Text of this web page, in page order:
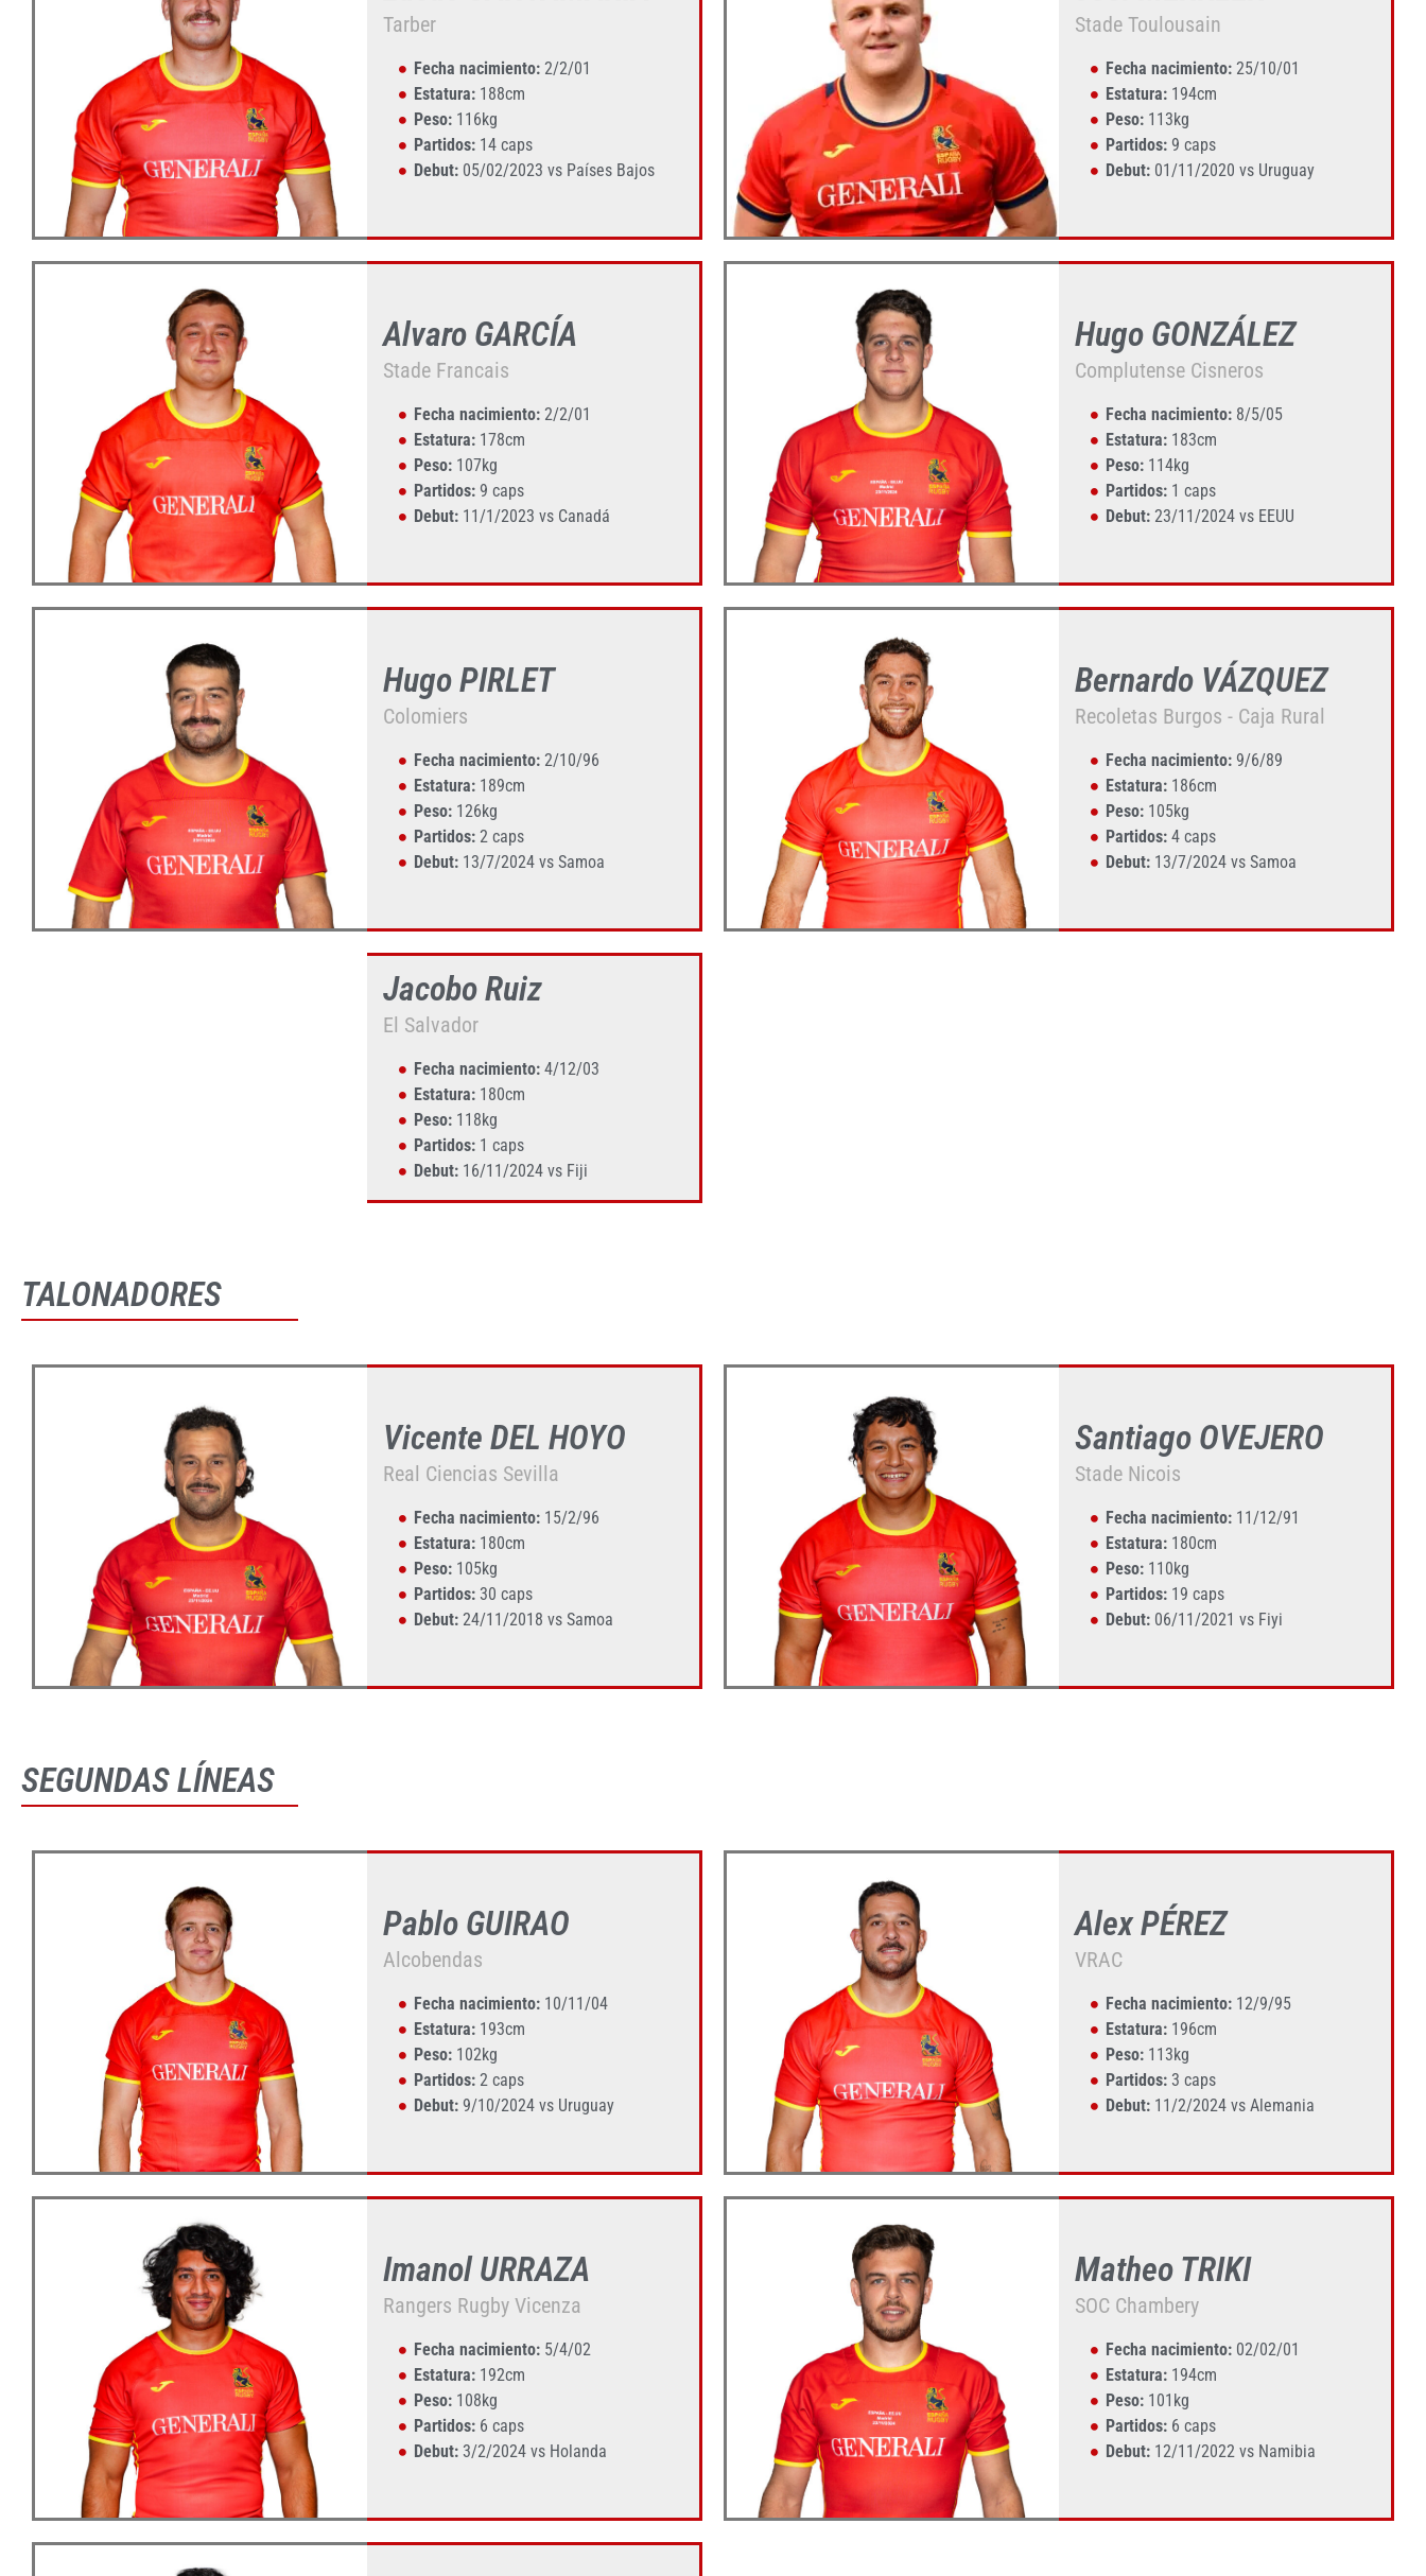
Tarber
Fecha nacimiento:2/2/01
Estatura:188cm
Peso:116kg
Partidos:14 caps
Debut:05/02/2023 vs Países Bajos
Stade Toulousain
Fecha nacimiento:25/10/01
Estatura:194cm
Peso:113kg
Partidos:9 caps
Debut:01/11/2020 vs Uruguay
Alvaro GARCÍA
Stade Francais
Fecha nacimiento:2/2/01
Estatura:178cm
Peso:107kg
Partidos:9 caps
Debut:11/1/2023 vs Canadá
Hugo GONZÁLEZ
Complutense Cisneros
Fecha nacimiento:8/5/05
Estatura:183cm
Peso:114kg
Partidos:1 caps
Debut:23/11/2024 vs EEUU
Hugo PIRLET
Colomiers
Fecha nacimiento:2/10/96
Estatura:189cm
Peso:126kg
Partidos:2 caps
Debut:13/7/2024 vs Samoa
Bernardo VÁZQUEZ
Recoletas Burgos - Caja Rural
Fecha nacimiento:9/6/89
Estatura:186cm
Peso:105kg
Partidos:4 caps
Debut:13/7/2024 vs Samoa
Jacobo Ruiz
El Salvador
Fecha nacimiento:4/12/03
Estatura:180cm
Peso:118kg
Partidos:1 caps
Debut:16/11/2024 vs Fiji
TALONADORES
Vicente DEL HOYO
Real Ciencias Sevilla
Fecha nacimiento:15/2/96
Estatura:180cm
Peso:105kg
Partidos:30 caps
Debut:24/11/2018 vs Samoa
Santiago OVEJERO
Stade Nicois
Fecha nacimiento:11/12/91
Estatura:180cm
Peso:110kg
Partidos:19 caps
Debut:06/11/2021 vs Fiyi
SEGUNDAS LÍNEAS
Pablo GUIRAO
Alcobendas
Fecha nacimiento:10/11/04
Estatura:193cm
Peso:102kg
Partidos:2 caps
Debut:9/10/2024 vs Uruguay
Alex PÉREZ
VRAC
Fecha nacimiento:12/9/95
Estatura:196cm
Peso:113kg
Partidos:3 caps
Debut:11/2/2024 vs Alemania
Imanol URRAZA
Rangers Rugby Vicenza
Fecha nacimiento:5/4/02
Estatura:192cm
Peso:108kg
Partidos:6 caps
Debut:3/2/2024 vs Holanda
Matheo TRIKI
SOC Chambery
Fecha nacimiento:02/02/01
Estatura:194cm
Peso:101kg
Partidos:6 caps
Debut:12/11/2022 vs Namibia